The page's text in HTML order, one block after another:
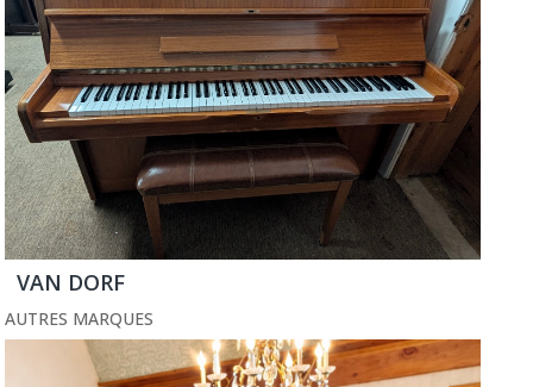
VAN DORF
AUTRES MARQUES